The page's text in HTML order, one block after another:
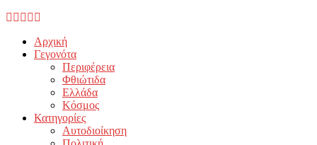
Facebook
Twitter
Instagram
Youtube
Αρχική
Γεγονότα
Περιφέρεια
Φθιώτιδα
Ελλάδα
Κόσμος
Κατηγορίες
Αυτοδιοίκηση